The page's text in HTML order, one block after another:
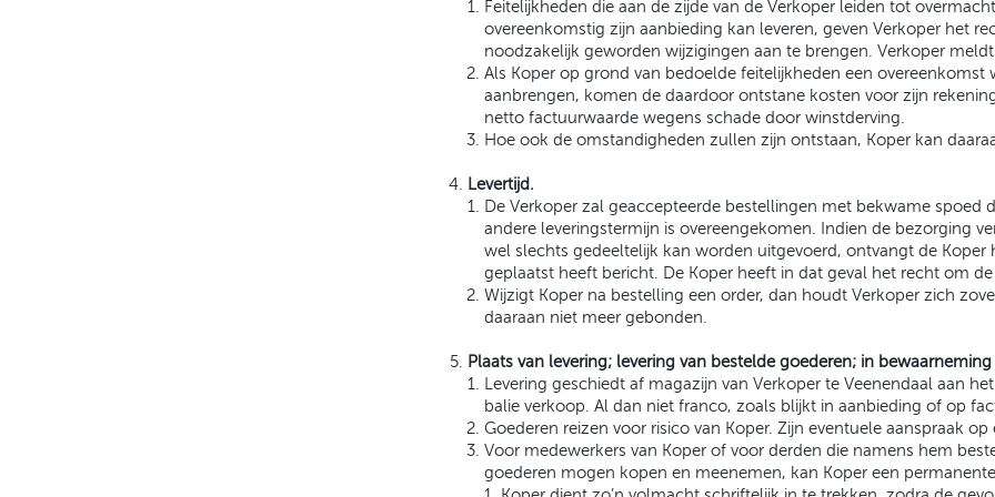
Feitelijkheden die aan de zijde van de Verkoper leiden tot
overeenkomstig zijn aanbieding kan leveren, geven Verkoper het
noodzakelijk geworden wijzigingen aan te brengen. Verkoper
Als Koper op grond van bedoelde feitelijkheden een
aanbrengen, komen de daardoor ontstane kosten voor zijn
netto factuurwaarde wegens schade door winstderving.
Hoe ook de omstandigheden zullen zijn ontstaan, Koper kan
Levertijd.
De Verkoper zal geaccepteerde bestellingen met bekwame spoed
andere leveringstermijn is overeengekomen. Indien de bezorging
wel slechts gedeeltelijk kan worden uitgevoerd, ontvangt de
geplaatst heeft bericht. De Koper heeft in dat geval het recht om
Wijzigt Koper na bestelling een order, dan houdt Verkoper zich
daaraan niet meer gebonden.
Plaats van levering; levering van bestelde goederen; in
Levering geschiedt af magazijn van Verkoper te Veenendaal aan
balie verkoop. Al dan niet franco, zoals blijkt in aanbieding of op
Goederen reizen voor risico van Koper. Zijn eventuele aanspraak
Voor medewerkers van Koper of voor derden die namens hem
goederen mogen kopen en meenemen, kan Koper een